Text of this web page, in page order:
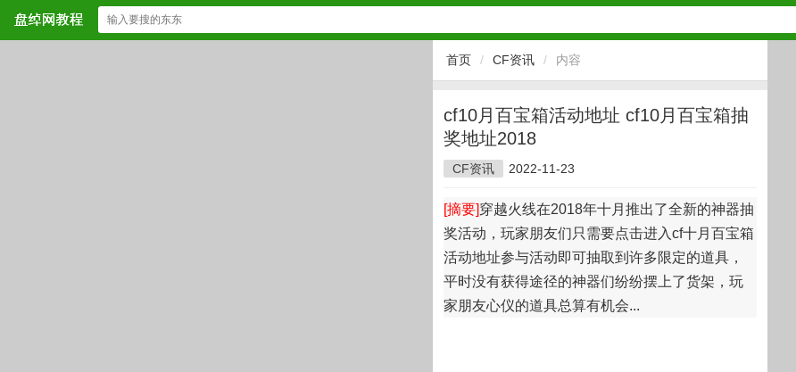
首页 / CF资讯 / 内容
cf10月百宝箱活动地址 cf10月百宝箱抽
奖地址2018
CF资讯 2022-11-23
[摘要]穿越火线在2018年十月推出了全新的神器抽
奖活动，玩家朋友们只需要点击进入cf十月百宝箱
活动地址参与活动即可抽取到许多限定的道具，
平时没有获得途径的神器们纷纷摆上了货架，玩
家朋友心仪的道具总算有机会...